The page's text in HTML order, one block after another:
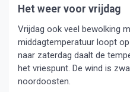
Het weer voor vrijdag
Vrijdag ook veel bewolking
middagtemperatuur loopt
naar zaterdag daalt de
het vriespunt. De wind is
noordoosten.